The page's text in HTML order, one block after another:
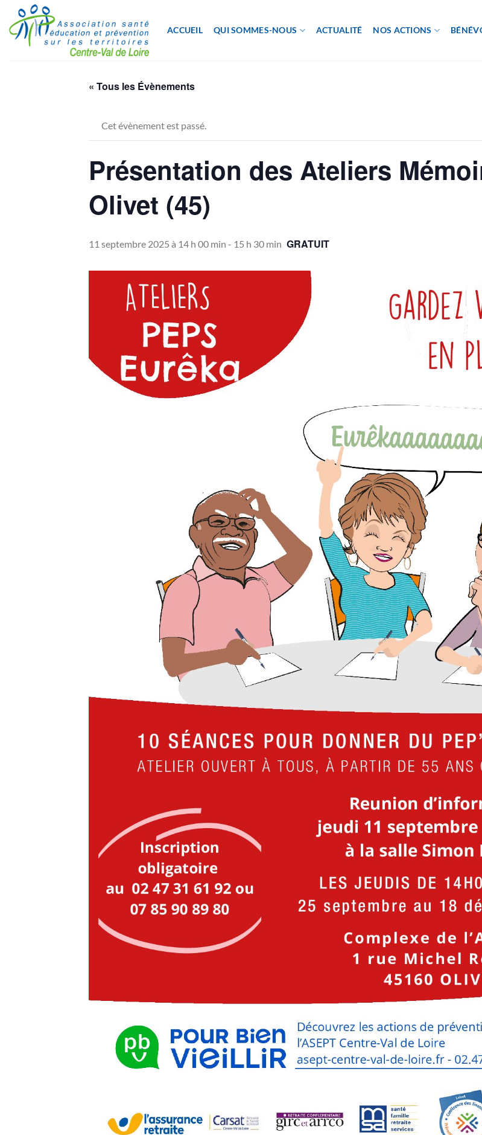
Passer
contenu
ACCUEIL QUI SOMMES-NOUS ACTUALITÉ NOS ACTIONS
« Tous les Évènements
Cet évènement est passé.
Présentation des Ateliers
Olivet (45)
11 septembre 2025 à 14 h 00 min - 15 h 30 min GRATUIT